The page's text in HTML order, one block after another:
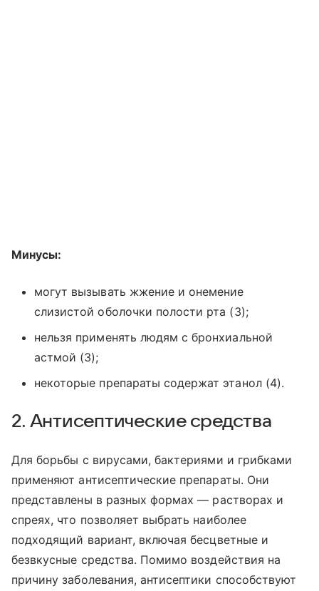
Минусы:
могут вызывать жжение и онемение
слизистой оболочки полости рта (3);
нельзя применять людям с бронхиальной
астмой (3);
некоторые препараты содержат этанол (4).
2. Антисептические средства
Для борьбы с вирусами, бактериями и грибками
применяют антисептические препараты. Они
представлены в разных формах — растворах и
спреях, что позволяет выбрать наиболее
подходящий вариант, включая бесцветные и
безвкусные средства. Помимо воздействия на
причину заболевания, антисептики способствуют